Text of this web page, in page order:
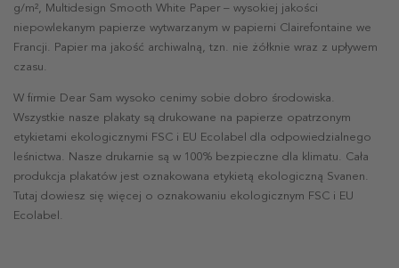
g/m², Multidesign Smooth White Paper – wysokiej jakości
niepowlekanym papierze wytwarzanym w papierni Clairefontaine we
Francji. Papier ma jakość archiwalną, tzn. nie żółknie wraz z upływem
czasu.
W firmie Dear Sam wysoko cenimy sobie dobro środowiska.
Wszystkie nasze plakaty są drukowane na papierze opatrzonym
etykietami ekologicznymi FSC i EU Ecolabel dla odpowiedzialnego
leśnictwa. Nasze drukarnie są w 100% bezpieczne dla klimatu. Cała
produkcja plakatów jest oznakowana etykietą ekologiczną Svanen.
Tutaj dowiesz się więcej o oznakowaniu ekologicznym FSC i EU
Ecolabel.